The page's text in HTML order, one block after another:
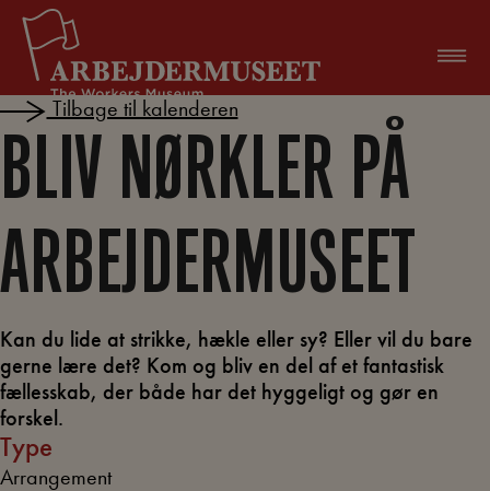
Hop
indholdet
Tilbage til kalenderen
BLIV NØRKLER PÅ
ARBEJDERMUSEET
Kan du lide at strikke, hækle eller sy? Eller vil du bare
gerne lære det? Kom og bliv en del af et fantastisk
fællesskab, der både har det hyggeligt og gør en
forskel.
Type
Arrangement